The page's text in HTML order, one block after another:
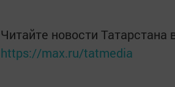
Читайте новости
https://max.ru/tatmedia